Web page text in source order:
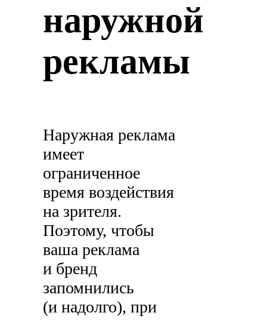
наружной
рекламы
Наружная реклама
имеет
ограниченное
время воздействия
на зрителя.
Поэтому, чтобы
ваша реклама
и бренд
запомнились
(и надолго), при